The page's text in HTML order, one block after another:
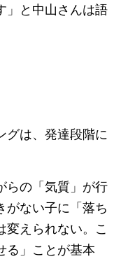
」と中山さんは語
グは、発達段階に
らの「気質」が行
がない子に「落ち
変えられない。こ
る」ことが基本